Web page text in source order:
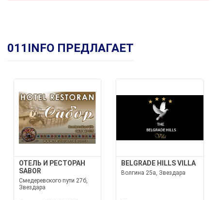
011INFO ПРЕДЛАГАЕТ
ОТЕЛЬ И РЕСТОРАН
SABOR
Смедеревского пути 27б,
Звездара
BELGRADE HILLS VILLA
Волгина 25а, Звездара